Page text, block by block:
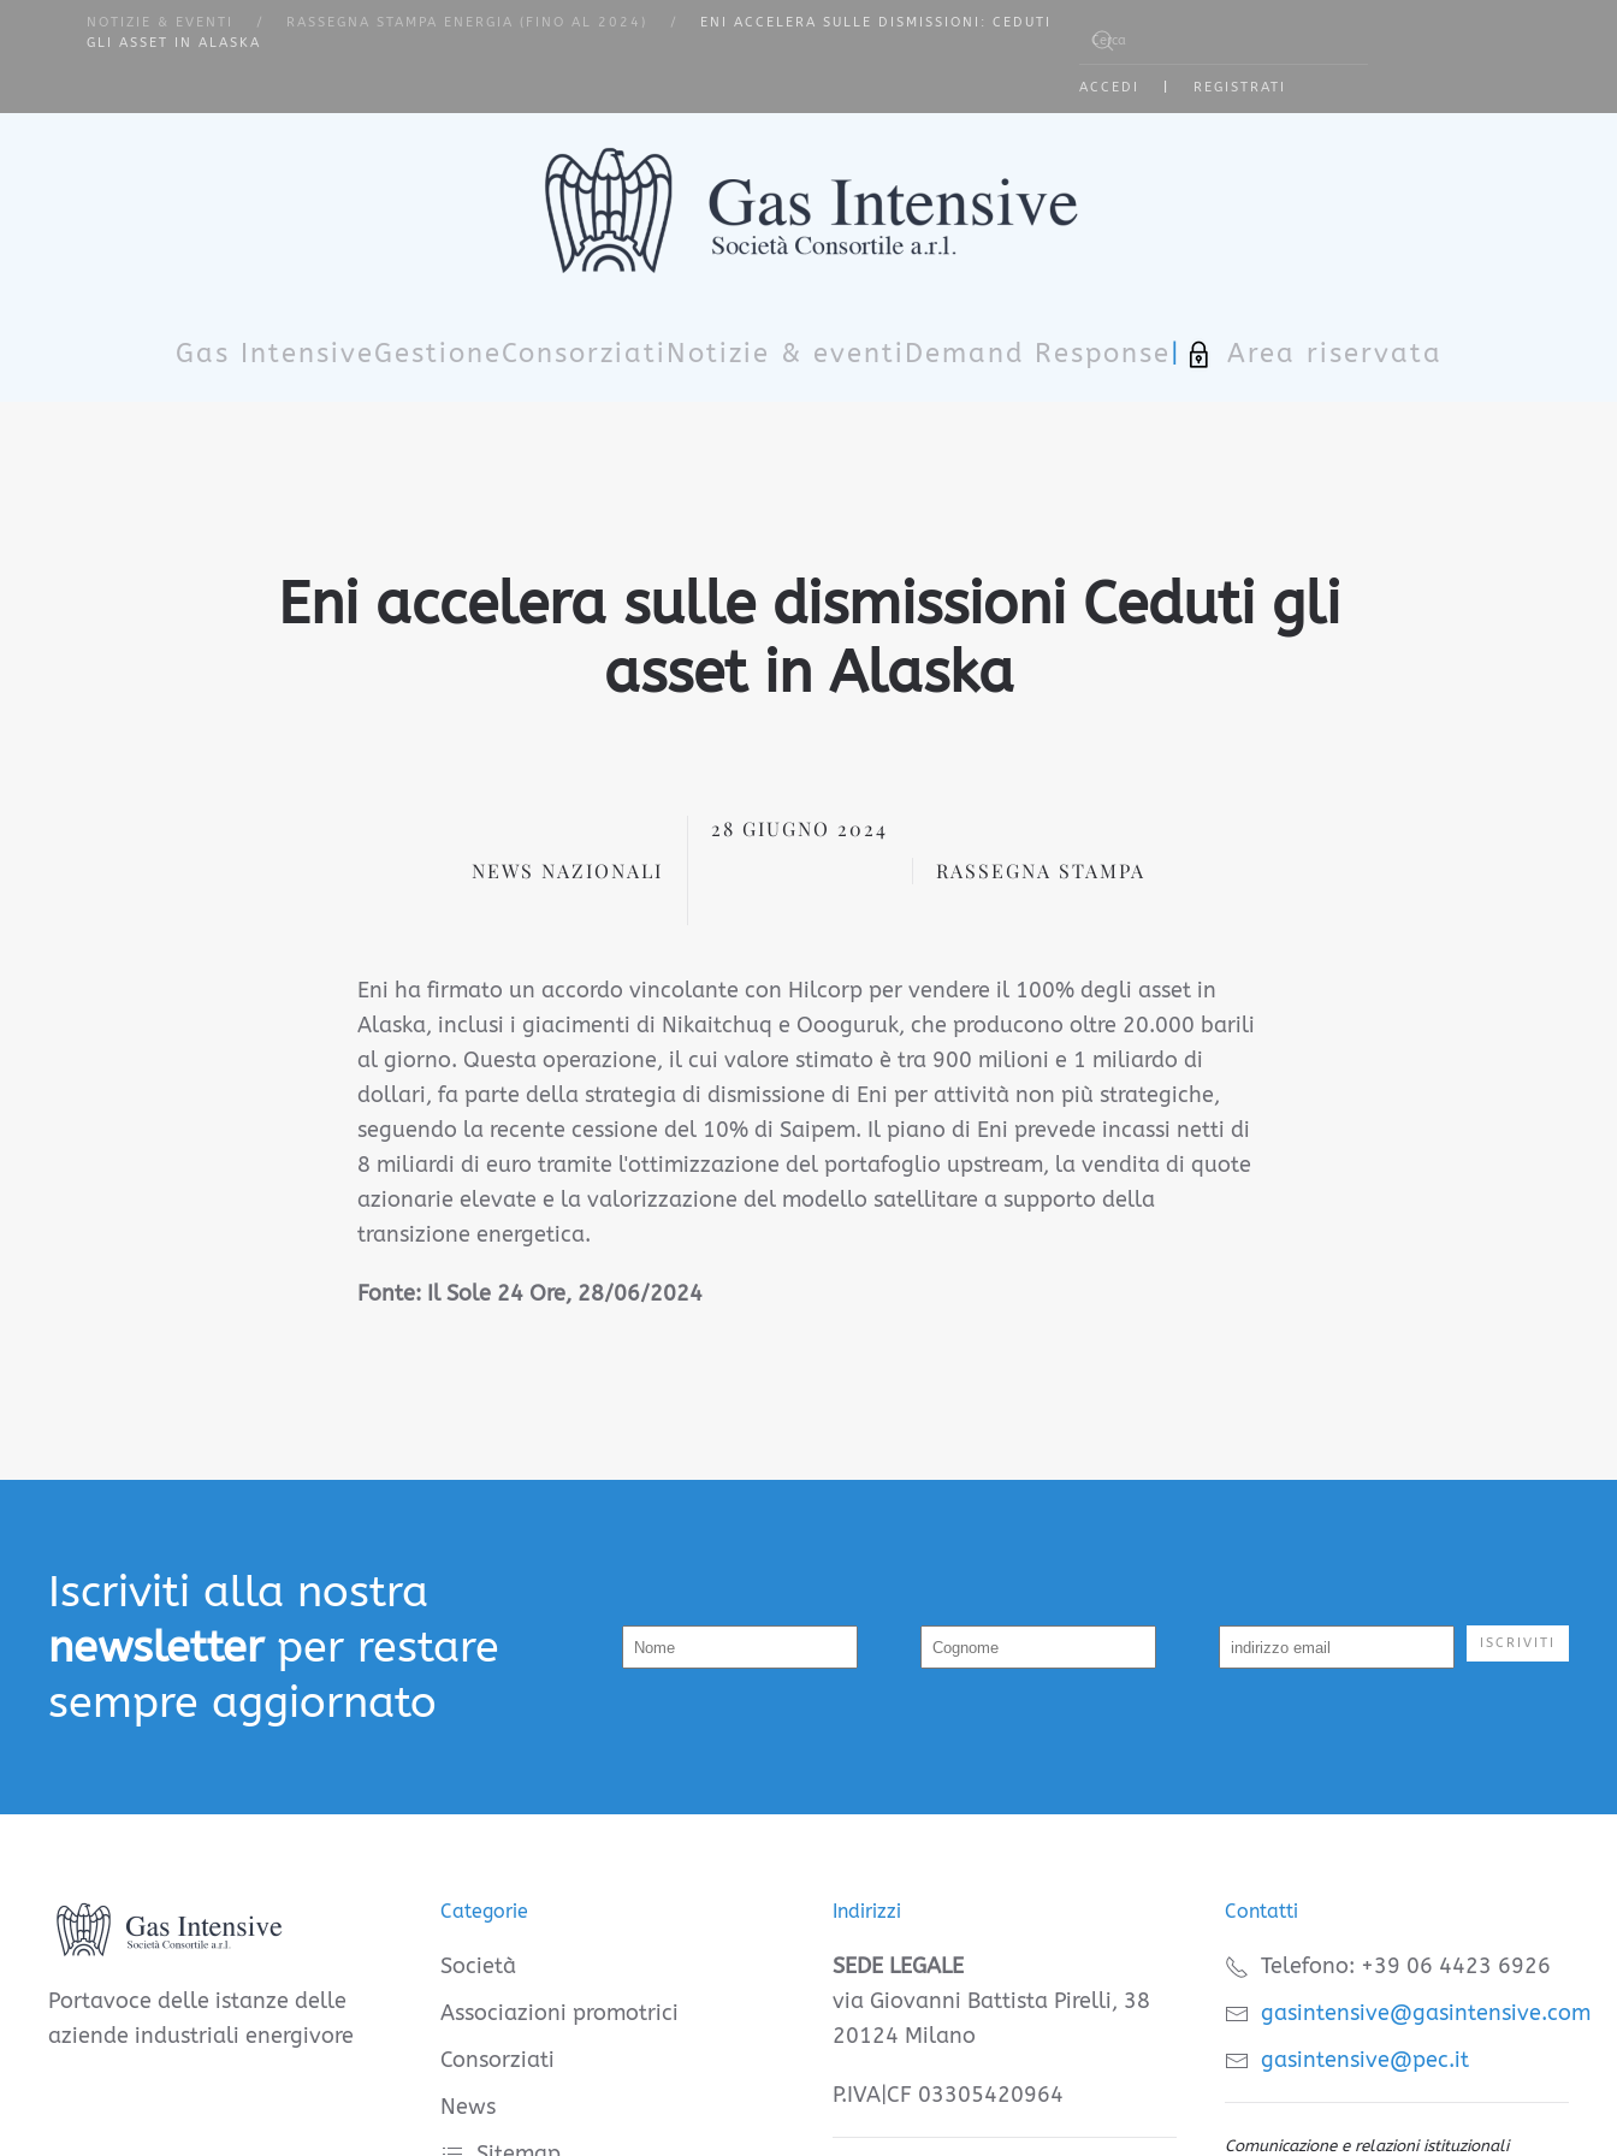
NOTIZIE & EVENTI RASSEGNA STAMPA ENERGIA (FINO AL 2024)
ENI ACCELERA SULLE DISMISSIONI: CEDUTI
GLI ASSET IN ALASKA
ACCEDI
REGISTRATI
Gas IntensiveGestioneConsorziati Notizie & eventi Demand Response Area riservata
Eni accelera sulle dismissioni Ceduti gli
asset in Alaska
NEWS NAZIONALI
28 GIUGNO 2024
RASSEGNA STAMPA
Eni ha firmato un accordo vincolante con Hilcorp per vendere il 100% degli asset in
Alaska, inclusi i giacimenti di Nikaitchuq e Oooguruk, che producono oltre 20.000 barili
al giorno. Questa operazione, il cui valore stimato è tra 900 milioni e 1 miliardo di
dollari, fa parte della strategia di dismissione di Eni per attività non più strategiche,
seguendo la recente cessione del 10% di Saipem. Il piano di Eni prevede incassi netti di
8 miliardi di euro tramite l'ottimizzazione del portafoglio upstream, la vendita di quote
azionarie elevate e la valorizzazione del modello satellitare a supporto della
transizione energetica.
Fonte: Il Sole 24 Ore, 28/06/2024
Iscriviti alla nostra
newsletterper restare
sempre aggiornato
ISCRIVITI
Portavoce delle istanze delle
aziende industriali energivore
Categorie
Società
Associazioni promotrici
Consorziati
News
Indirizzi
SEDE LEGALE
via Giovanni Battista Pirelli, 38
20124 Milano
P.IVA|CF 03305420964
Contatti
Telefono: +39 06 4423 6926
gasintensive@gasintensive.com
gasintensive@pec.it
Comunicazione e relazioni istituzionali